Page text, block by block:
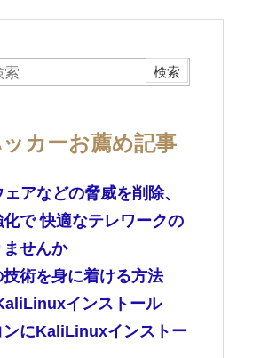
カーお薦め記事
アなどの脅威を削除、
で 快適なテレワークの
せんか
技術を身に着ける方法
インストール
ンにKaliLinuxインストー